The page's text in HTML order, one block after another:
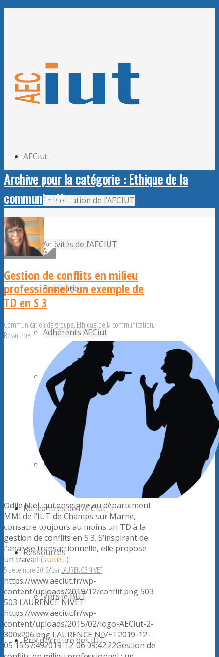
AECiut
Présentation de l’AECIUT
Activités de l’AECIUT
Publications
Adhérents AECiut
Promouvoir l’AECiut
Offres de postes
Forum
Rencontres de l’AECiut
Ressources
Vers le BUT
Prix d’écriture des IUT
Archive pour la catégorie : Ethique de la
communication
Gestion de conflits en milieu
professionnel : un exemple de
TD en S 3
Communication de groupe,Ethique de la communication,
Ressources
Odile Niel, qui enseigne au département
MMI de l’IUT de Champs sur Marne,
consacre toujours au moins un TD à la
gestion de conflits en S 3. S’inspirant de
l’analyse transactionnelle, elle propose
un travail(suite…)
5 décembre 2019/parLAURENCE NIVET
https://www.aeciut.fr/wp-
content/uploads/2019/12/conflit.png503
503 LAURENCE NIVET
https://www.aeciut.fr/wp-
content/uploads/2015/02/logo-AECiut-2-
300x206.png LAURENCE NIVET2019-12-
05 15:57:492019-12-06 09:42:22Gestion de